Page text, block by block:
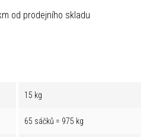
od prodejního skladu
15 kg
65 sáčků = 975 kg